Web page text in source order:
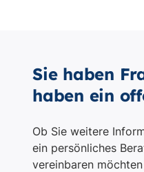
Sie haben
haben ein
Ob Sie weitere
ein persönliches
vereinbaren